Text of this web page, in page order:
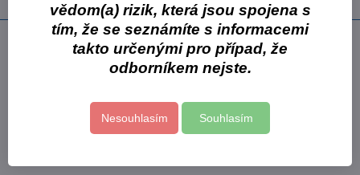
pro tvorbu dočasných korunek, můstků, inlayí, onlayí
nízké polymerační smrštění, nízká tepelná reakce
velice estetický materiál, snadno se leští, může být použit i na
vědom(a) rizik, která jsou spojena s
tím, že se seznámíte s informacemi
takto určenými pro případ, že
odborníkem nejste.
Nesouhlasím Souhlasím